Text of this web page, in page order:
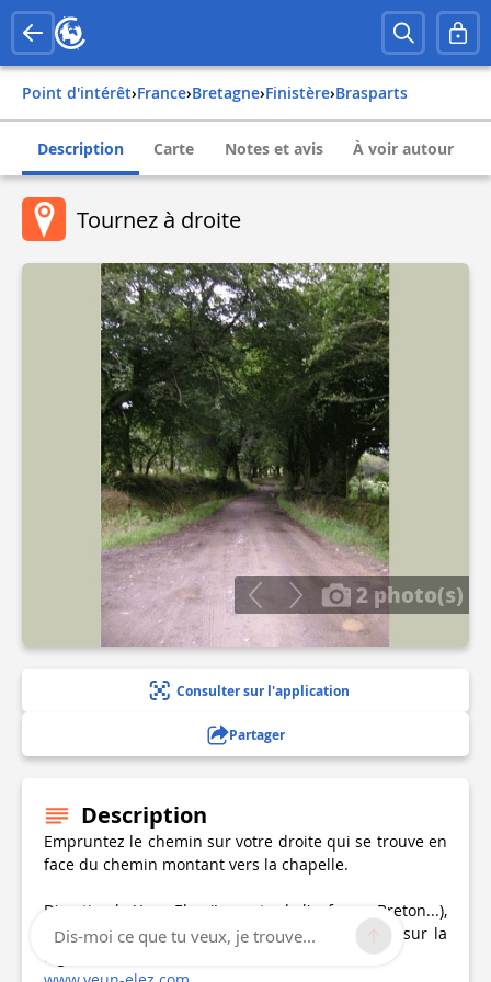
Point d'intérêt› france› bretagne› finistère› brasparts
Description Carte Notes et avis À voir autour
Tournez à droite
2 photo(s)
Consulter sur l'application
Partager
Description
Empruntez le chemin sur votre droite qui se trouve en
face du chemin montant vers la chapelle.
Direction le Yeun Elez (La porte de l'enfer en Breton...),
c'est à dire les tourbières. Pour en savoir plus sur la
légende de ce lieu :
Dis-moi ce que tu veux, je trouve...